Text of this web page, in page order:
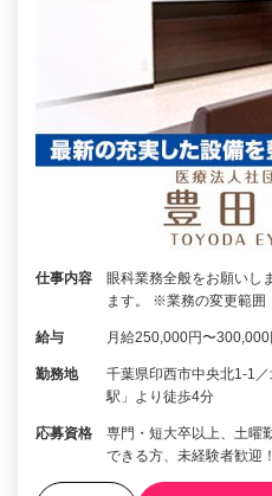
仕事内容
眼科業務全般をお願いし
ます。 ※業務の変更範囲
給与 月給250,000円〜300,000
勤務地
千葉県印西市中央北1-1
駅」より徒歩4分
応募資格
専門・短大卒以上、土曜
できる方、未経験者歓迎